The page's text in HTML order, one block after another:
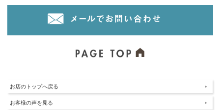
お店のトップへ戻る
お客様の声を見る